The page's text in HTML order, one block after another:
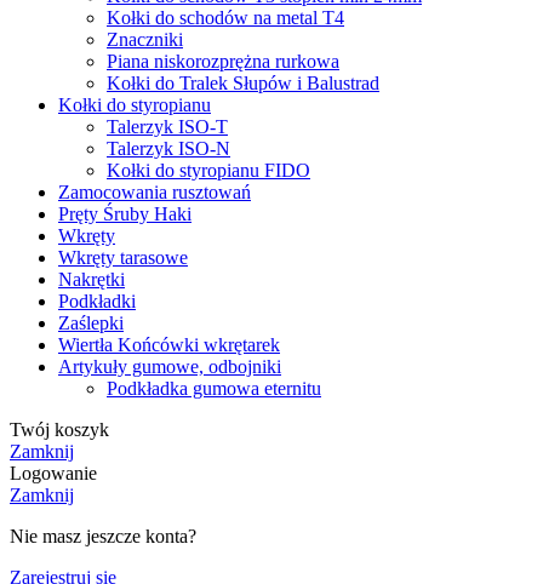
Kołki do schodów na metal T4
Znaczniki
Piana niskorozprężna rurkowa
Kołki do Tralek Słupów i Balustrad
Kołki do styropianu
Talerzyk ISO-T
Talerzyk ISO-N
Kołki do styropianu FIDO
Zamocowania rusztowań
Pręty Śruby Haki
Wkręty
Wkręty tarasowe
Nakrętki
Podkładki
Zaślepki
Wiertła Końcówki wkrętarek
Artykuły gumowe, odbojniki
Podkładka gumowa eternitu
Twój koszyk
Zamknij
Logowanie
Zamknij
Nie masz jeszcze konta?
Zarejestruj się